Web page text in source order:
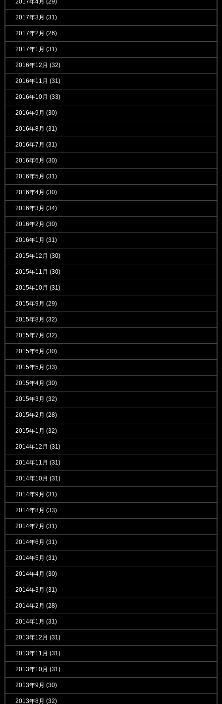
2017年4月 (29)
2017年3月 (31)
2017年2月 (26)
2017年1月 (31)
2016年12月 (32)
2016年11月 (31)
2016年10月 (33)
2016年9月 (30)
2016年8月 (31)
2016年7月 (31)
2016年6月 (30)
2016年5月 (31)
2016年4月 (30)
2016年3月 (34)
2016年2月 (30)
2016年1月 (31)
2015年12月 (30)
2015年11月 (30)
2015年10月 (31)
2015年9月 (29)
2015年8月 (32)
2015年7月 (32)
2015年6月 (30)
2015年5月 (33)
2015年4月 (30)
2015年3月 (32)
2015年2月 (28)
2015年1月 (32)
2014年12月 (31)
2014年11月 (31)
2014年10月 (31)
2014年9月 (31)
2014年8月 (33)
2014年7月 (31)
2014年6月 (31)
2014年5月 (31)
2014年4月 (30)
2014年3月 (31)
2014年2月 (28)
2014年1月 (31)
2013年12月 (31)
2013年11月 (31)
2013年10月 (31)
2013年9月 (30)
2013年8月 (32)